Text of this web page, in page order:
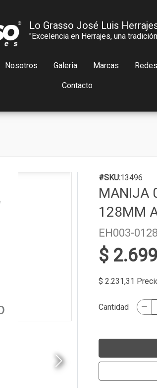
Lo Grasso José Luis
"Excelencia en Herrajes, una
Nosotros Galeria Marcas Redes
Contacto
#SKU:13496
MANIJA
128MM
EH003-
$
$ 2.231,31
Cantidad